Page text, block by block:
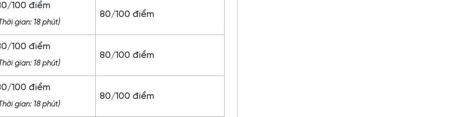
100 điểm
gian: 18 phút)
80/100 điểm
100 điểm
gian: 18 phút)
80/100 điểm
100 điểm
gian: 18 phút)
80/100 điểm